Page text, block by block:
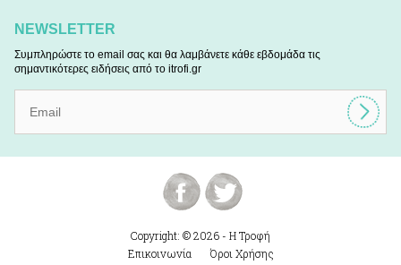
NEWSLETTER
Συμπληρώστε το email σας και θα λαμβάνετε κάθε εβδομάδα τις
σημαντικότερες ειδήσεις από το itrofi.gr
Copyright: © 2026 - Η Τροφή
Επικοινωνία
Όροι Χρήσης